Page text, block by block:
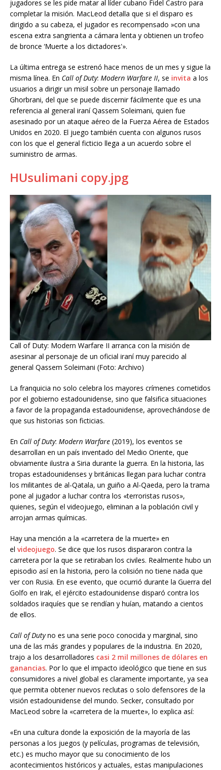
jugadores se les pide matar al líder cubano Fidel Castro para
completar la misión. MacLeod detalla que si el disparo es
dirigido a su cabeza, el jugador es recompensado ​​»con una
escena extra sangrienta a cámara lenta y obtienen un trofeo
de bronce ‘Muerte a los dictadores'».
La última entrega se estrenó hace menos de un mes y sigue la
misma línea. En Call of Duty: Modern Warfare II, se invita a los
usuarios a dirigir un misil sobre un personaje llamado
Ghorbrani, del que se puede discernir fácilmente que es una
referencia al general iraní Qassem Soleimani, quien fue
asesinado por un ataque aéreo de la Fuerza Aérea de Estados
Unidos en 2020. El juego también cuenta con algunos rusos
con los que el general ficticio llega a un acuerdo sobre el
suministro de armas.
HUsulimani copy.jpg
Call of Duty: Modern Warfare II arranca con la misión de
asesinar al personaje de un oficial iraní muy parecido al
general Qassem Soleimani (Foto: Archivo)
La franquicia no solo celebra los mayores crímenes cometidos
por el gobierno estadounidense, sino que falsifica situaciones
a favor de la propaganda estadounidense, aprovechándose de
que sus historias son ficticias.
En Call of Duty: Modern Warfare (2019), los eventos se
desarrollan en un país inventado del Medio Oriente, que
obviamente ilustra a Siria durante la guerra. En la historia, las
tropas estadounidenses y británicas llegan para luchar contra
los militantes de al-Qatala, un guiño a Al-Qaeda, pero la trama
pone al jugador a luchar contra los «terroristas rusos»,
quienes, según el videojuego, eliminan a la población civil y
arrojan armas químicas.
Hay una mención a la «carretera de la muerte» en
el videojuego. Se dice que los rusos dispararon contra la
carretera por la que se retiraban los civiles. Realmente hubo un
episodio así en la historia, pero la colisión no tiene nada que
ver con Rusia. En ese evento, que ocurrió durante la Guerra del
Golfo en Irak, el ejército estadounidense disparó contra los
soldados iraquíes que se rendían y huían, matando a cientos
de ellos.
Call of Dutyno es una serie poco conocida y marginal, sino
una de las más grandes y populares de la industria. En 2020,
trajo a los desarrolladores casi 2 mil millones de dólares en
ganancias. Por lo que el impacto ideológico que tiene en sus
consumidores a nivel global es claramente importante, ya sea
que permita obtener nuevos reclutas o solo defensores de la
visión estadounidense del mundo. Secker, consultado por
MacLeod sobre la «carretera de la muerte», lo explica así:
«En una cultura donde la exposición de la mayoría de las
personas a los juegos (y películas, programas de televisión,
etc.) es mucho mayor que su conocimiento de los
acontecimientos históricos y actuales, estas manipulaciones